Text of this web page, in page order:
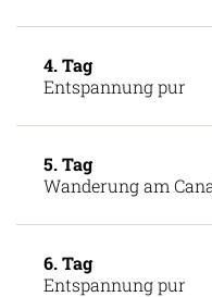
4. Tag
Entspannung pur
5. Tag
Wanderung am
6. Tag
Entspannung pur